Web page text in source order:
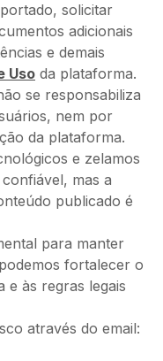
solicitar
adicionais
e demais
Uso da plataforma.
se responsabiliza
nem por
da plataforma.
e zelamos
mas a
publicado é
para manter
fortalecer o
e às regras legais
através do email: